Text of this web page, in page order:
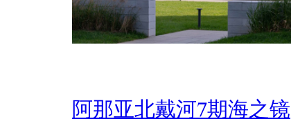
阿那亚北戴河7期海之镜